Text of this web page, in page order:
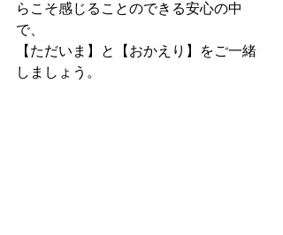
らこそ感じることのできる安心の中
で、
【ただいま】と【おかえり】をご一緒
しましょう。